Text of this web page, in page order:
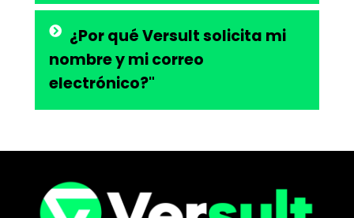
¿Por qué Versult solicita mi
nombre y mi correo
electrónico?"